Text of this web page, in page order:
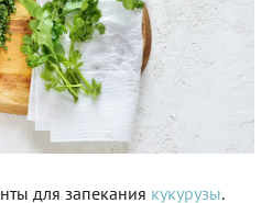
для запекания кукурузы.